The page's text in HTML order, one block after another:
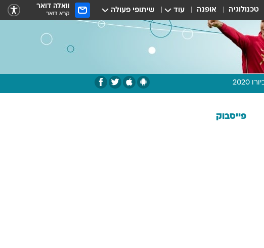
טכנולוגיה אופנה עוד שיתופי פעולה וואלה דואר
קרא דואר
2020
פייסבוק